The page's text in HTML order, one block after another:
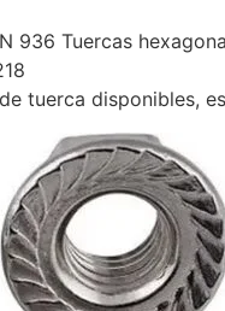
936 Tuercas
tuerca disponibles,